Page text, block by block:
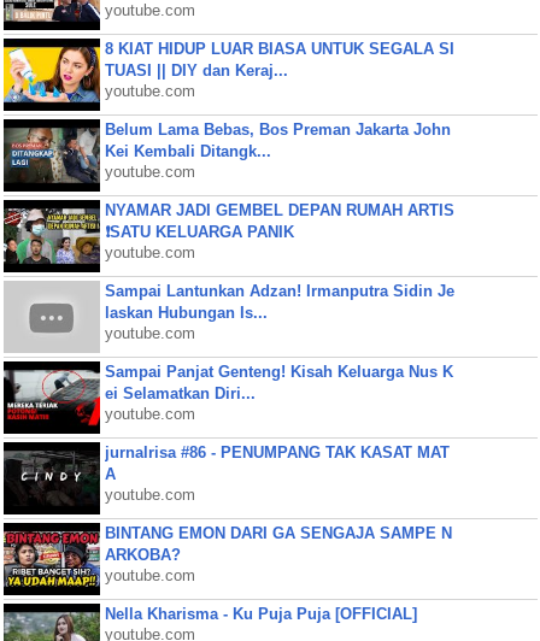
youtube.com
8 KIAT HIDUP LUAR BIASA UNTUK SEGALA SI
TUASI || DIY dan Keraj...
youtube.com
Belum Lama Bebas, Bos Preman Jakarta John
Kei Kembali Ditangk...
youtube.com
NYAMAR JADI GEMBEL DEPAN RUMAH ARTIS
❗SATU KELUARGA PANIK
youtube.com
Sampai Lantunkan Adzan! Irmanputra Sidin Je
laskan Hubungan Is...
youtube.com
Sampai Panjat Genteng! Kisah Keluarga Nus K
ei Selamatkan Diri...
youtube.com
jurnalrisa #86 - PENUMPANG TAK KASAT MAT
A
youtube.com
BINTANG EMON DARI GA SENGAJA SAMPE N
ARKOBA?
youtube.com
Nella Kharisma - Ku Puja Puja [OFFICIAL]
youtube.com